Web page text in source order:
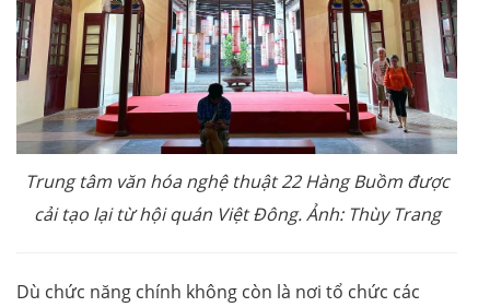
Trung tâm văn hóa nghệ thuật 22 Hàng Buồm được
cải tạo lại từ hội quán Việt Đông. Ảnh: Thùy Trang
Dù chức năng chính không còn là nơi tổ chức các